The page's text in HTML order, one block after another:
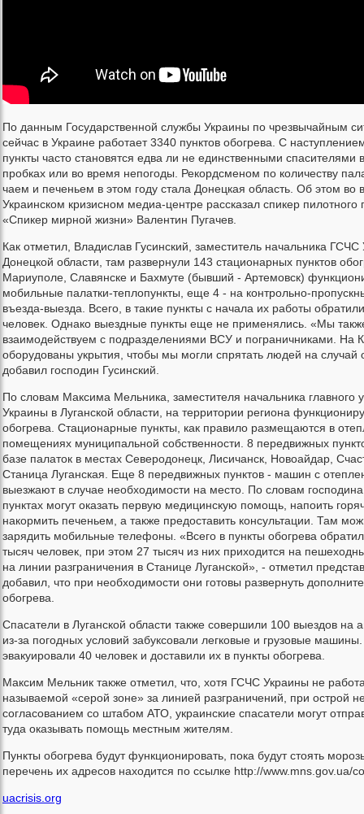
По данным Государственной службы Украины по чрезвычайным
сейчас в Украине работает 3340 пунктов обогрева. С
пункты часто становятся едва ли не единственными спасителями
пробках или во время непогоды. Рекордсменом по количеству
чаем и печеньем в этом году стала Донецкая область. Об этом во
Украинском кризисном медиа-центре рассказал спикер
«Спикер мирной жизни» Валентин Пугачев.
Как отметил, Владислав Гусинский, заместитель начальника ГСЧС
Донецкой области, там развернули 143 стационарных пунктов
Мариуполе, Славянске и Бахмуте (бывший - Артемовск)
мобильные палатки-теплопункты, еще 4 - на контрольно-
въезда-выезда. Всего, в такие пункты с начала их работы
человек. Однако выездные пункты еще не применялись. «Мы
взаимодействуем с подразделениями ВСУ и пограничниками. На
оборудованы укрытия, чтобы мы могли спрятать людей на случай
добавил господин Гусинский.
По словам Максима Мельника, заместителя начальника главного
Украины в Луганской области, на территории региона
обогрева. Стационарные пункты, как правило размещаются в
помещениях муниципальной собственности. 8 передвижных
базе палаток в местах Северодонецк, Лисичанск, Новоайдар,
Станица Луганская. Еще 8 передвижных пунктов - машин с
выезжают в случае необходимости на место. По словам
пунктах могут оказать первую медицинскую помощь, напоить
накормить печеньем, а также предоставить консультации. Там
зарядить мобильные телефоны. «Всего в пункты обогрева
тысяч человек, при этом 27 тысяч из них приходится на
на линии разграничения в Станице Луганской», - отметил
добавил, что при необходимости они готовы развернуть
обогрева.
Спасатели в Луганской области также совершили 100 выездов на
из-за погодных условий забуксовали легковые и грузовые
эвакуировали 40 человек и доставили их в пункты обогрева.
Максим Мельник также отметил, что, хотя ГСЧС Украины не
называемой «серой зоне» за линией разграничений, при острой
согласованием со штабом АТО, украинские спасатели могут
туда оказывать помощь местным жителям.
Пункты обогрева будут функционировать, пока будут стоять
перечень их адресов находится по ссылке http://www.mns.gov.ua/
uacrisis.org